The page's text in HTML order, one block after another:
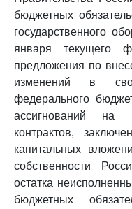
бюджетных
государственного
января текущего
предложения по
изменений в
федерального
ассигнований на
контрактов,
капитальных
собственности
остатка
бюджетных